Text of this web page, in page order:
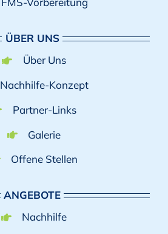
ÜBER UNS
Über Uns
Nachhilfe-Konzept
Partner-Links
Galerie
Offene Stellen
ANGEBOTE
Nachhilfe